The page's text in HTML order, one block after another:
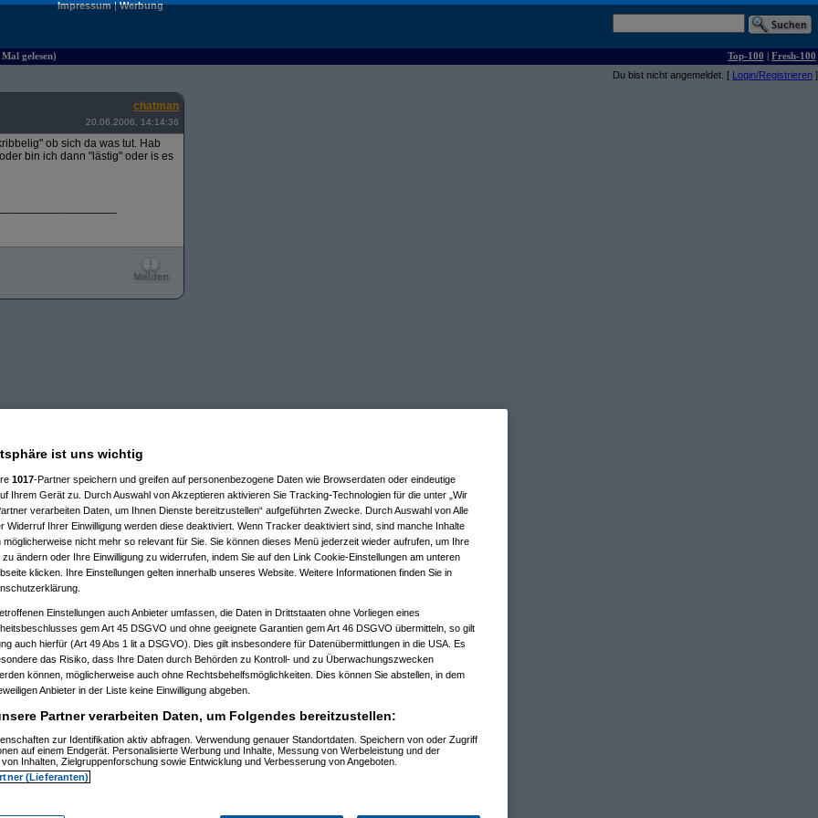
Impressum|Werbung
gelesen) Top-100 | Fresh-100
Du bist nicht angemeldet. [ Login/Registrieren ]
chatman
20.06.2006, 14:14:36
ob sich da was tut. Hab
bin ich dann "lästig" oder is es
ist uns wichtig
1017-Partner speichern und greifen auf personenbezogene Daten wie Browserdaten oder eindeutige
Ihrem Gerät zu. Durch Auswahl von Akzeptieren aktivieren Sie Tracking-Technologien für die unter „Wir
verarbeiten Daten, um Ihnen Dienste bereitzustellen“ aufgeführten Zwecke. Durch Auswahl von Alle
Widerruf Ihrer Einwilligung werden diese deaktiviert. Wenn Tracker deaktiviert sind, sind manche Inhalte
möglicherweise nicht mehr so relevant für Sie. Sie können dieses Menü jederzeit wieder aufrufen, um Ihre
zu ändern oder Ihre Einwilligung zu widerrufen, indem Sie auf den Link Cookie-Einstellungen am unteren
klicken. Ihre Einstellungen gelten innerhalb unseres Website. Weitere Informationen finden Sie in
Einstellungen auch Anbieter umfassen, die Daten in Drittstaaten ohne Vorliegen eines
gem Art 45 DSGVO und ohne geeignete Garantien gem Art 46 DSGVO übermitteln, so gilt
auch hierfür (Art 49 Abs 1 lit a DSGVO). Dies gilt insbesondere für Datenübermittlungen in die USA. Es
das Risiko, dass Ihre Daten durch Behörden zu Kontroll- und zu Überwachungszwecken
können, möglicherweise auch ohne Rechtsbehelfsmöglichkeiten. Dies können Sie abstellen, in dem
Anbieter in der Liste keine Einwilligung abgeben.
Partner verarbeiten Daten, um Folgendes bereitzustellen:
zur Identifikation aktiv abfragen. Verwendung genauer Standortdaten. Speichern von oder Zugriff
auf einem Endgerät. Personalisierte Werbung und Inhalte, Messung von Werbeleistung und der
Inhalten, Zielgruppenforschung sowie Entwicklung und Verbesserung von Angeboten.
(Lieferanten)